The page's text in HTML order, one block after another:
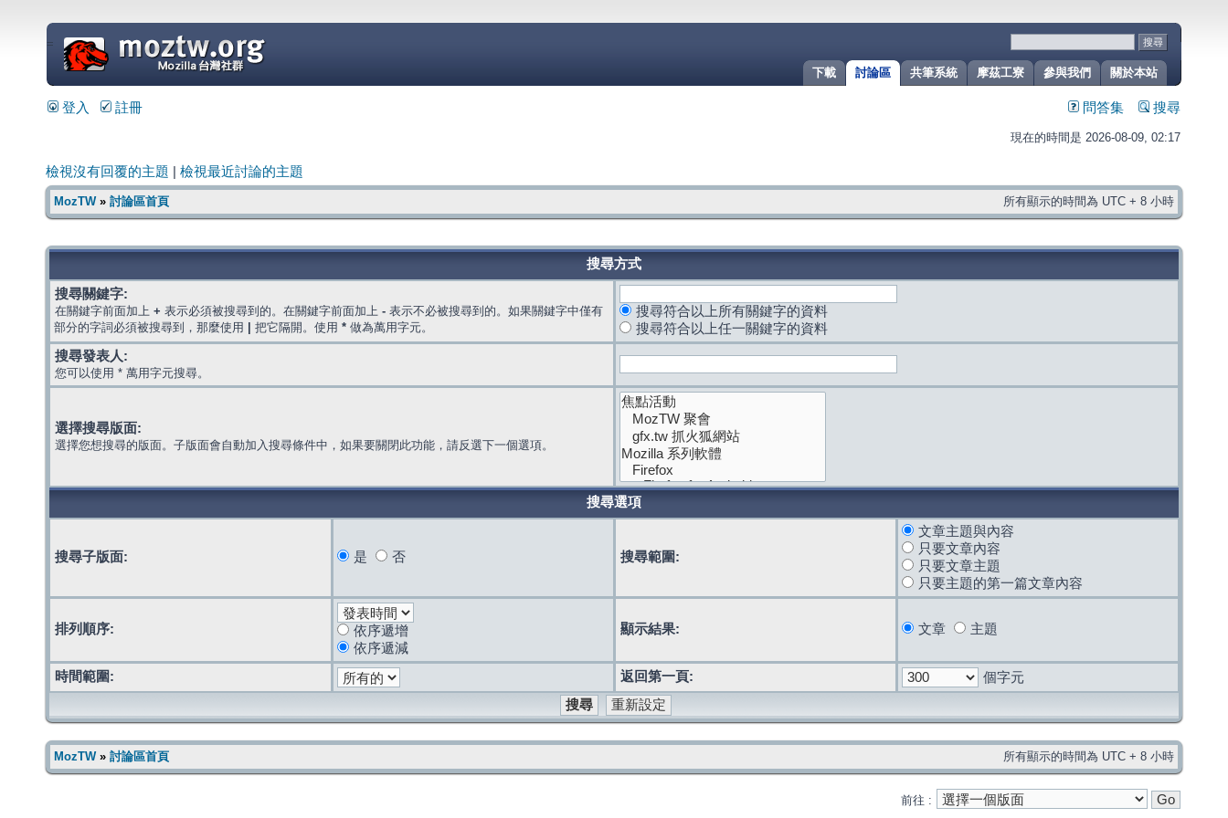
關於本站
參與我們
摩茲工寮
共筆系統
討論區
下載
=
登入 註冊 問答集 搜尋
現在的時間是 2026-08-09, 02:17
檢視沒有回覆的主題 檢視最近討論的主題
MozTW» 討論區首頁 所有顯示的時間為 UTC + 8 小時
搜尋方式
搜尋關鍵字:
在關鍵字前面加上 + 表示必須被搜尋到的。在關鍵字前面加上 - 表示不必被搜尋到的。如果關鍵字中僅有
部分的字詞必須被搜尋到，那麼使用
把它隔開。使用 * 做為萬用字元。
搜尋符合以上所有關鍵字的資料
搜尋符合以上任一關鍵字的資料
搜尋發表人:
您可以使用 * 萬用字元搜尋。
選擇搜尋版面:
選擇您想搜尋的版面。子版面會自動加入搜尋條件中，如果要關閉此功能，請反選下一個選項。
搜尋選項
搜尋子版面: 是 否 搜尋範圍:
文章主題與內容
只要文章內容
只要文章主題
只要主題的第一篇文章內容
排列順序:
依序遞增
依序遞減
顯示結果: 文章 主題
時間範圍: 返回第一頁: 個字元
MozTW» 討論區首頁 所有顯示的時間為 UTC + 8 小時
前往 :